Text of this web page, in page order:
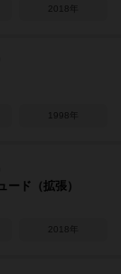
2018年
1998年
ド（拡張）
2018年